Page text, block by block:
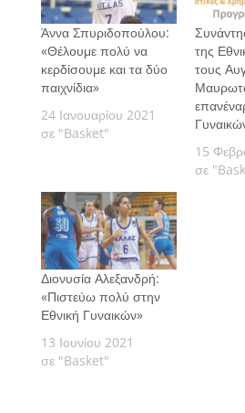
Άννα Σπυριδοπούλου:
«Θέλουμε πολύ να
κερδίσουμε και τα δύο
παιχνίδια»
24 Ιανουαρίου 2021
σε "Basket"
της
τους
15
σε
Διονυσία Αλεξανδρή:
«Πιστεύω πολύ στην
Εθνική Γυναικών»
13 Ιουνίου 2021
σε "Basket"